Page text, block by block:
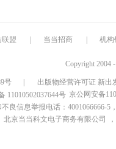
联盟 当当招商 机构
Copyright 2004
号
出版物经营许可证 新出
京公网安备
良信息举报电话：4001066666-5
北京当当科文电子商务有限公司